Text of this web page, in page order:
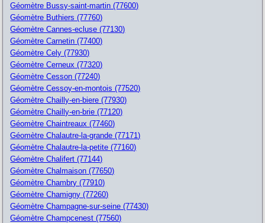
Géomètre Bussy-saint-martin (77600)
Géomètre Buthiers (77760)
Géomètre Cannes-ecluse (77130)
Géomètre Carnetin (77400)
Géomètre Cely (77930)
Géomètre Cerneux (77320)
Géomètre Cesson (77240)
Géomètre Cessoy-en-montois (77520)
Géomètre Chailly-en-biere (77930)
Géomètre Chailly-en-brie (77120)
Géomètre Chaintreaux (77460)
Géomètre Chalautre-la-grande (77171)
Géomètre Chalautre-la-petite (77160)
Géomètre Chalifert (77144)
Géomètre Chalmaison (77650)
Géomètre Chambry (77910)
Géomètre Chamigny (77260)
Géomètre Champagne-sur-seine (77430)
Géomètre Champcenest (77560)